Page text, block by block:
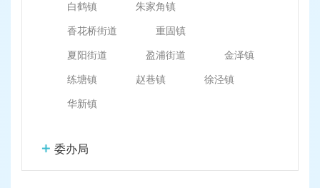
白鹤镇 朱家角镇
香花桥街道 重固镇
夏阳街道 盈浦街道 金泽镇
练塘镇 赵巷镇 徐泾镇
华新镇
委办局